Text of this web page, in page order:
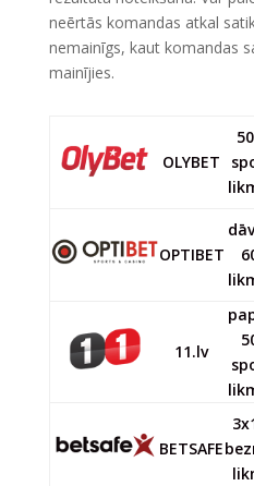
neērtās komandas atkal
nemainīgs, kaut komandas
mainījies.
OLYBET
OPTIBET
11.lv
BETSAFE